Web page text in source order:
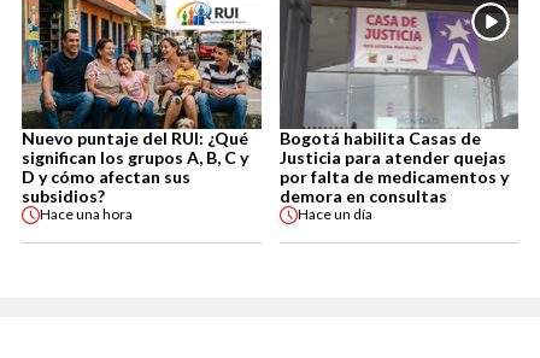
Nuevo puntaje del RUI: ¿Qué
significan los grupos A, B, C y
D y cómo afectan sus
subsidios?
Haceuna hora
Bogotá habilita Casas de
Justicia para atender quejas
por falta de medicamentos y
demora en consultas
Haceun día